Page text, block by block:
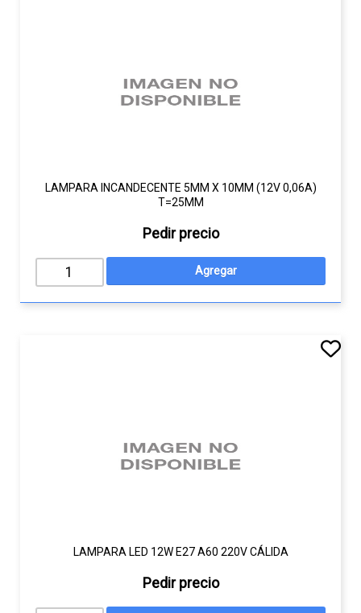
LAMPARA INCANDECENTE 5MM X 10MM (12V 0,06A)
T=25MM
Pedir precio
LAMPARA LED 12W E27 A60 220V CÁLIDA
Pedir precio